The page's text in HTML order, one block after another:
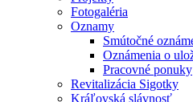
Fotogaléria
Oznamy
Smútočné
Oznámenia o
Pracovné ponuky
Revitalizácia Sigotky
Kráľovská slávnosť